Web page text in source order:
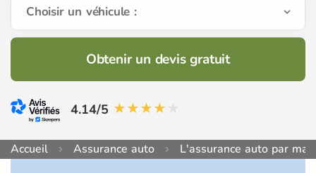
Choisir un véhicule :
Obtenir un devis gratuit
4.14/5
Accueil Assurance auto L'assurance auto par